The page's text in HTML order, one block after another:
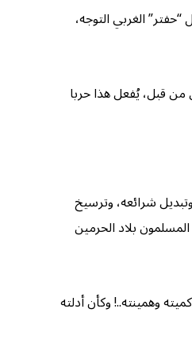
الغربي التوجه،
من قبل، يُفعل هذا حربا
شرائعه، وترسيخ
بلاد الحرمين
وهمينته..! وكأن أدلته